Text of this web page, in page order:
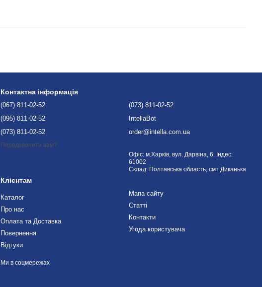
Контактна інформація
(067) 811-02-52
(095) 811-02-52
(073) 811-02-52
Передзвонити вам?
(073) 811-02-52
IntellaBot
order@intella.com.ua
Офіс: м.Харків, вул. Дарвіна, 6. Індес:
61002
Склад: Полтавська область, смт Диканька
Клієнтам
Каталог
Про нас
Оплата та Доставка
Повернення
Відгуки
Мапа сайту
Статті
Контакти
Угода користувача
Ми в соцмережах